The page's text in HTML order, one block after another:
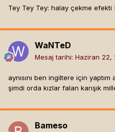
Tey Tey Tey: halay çekme efekti
WaNTeD
Mesaj tarihi: Haziran 22,
aynısını ben ingiltere için
şimdi orda kızlar falan karışık
Bameso